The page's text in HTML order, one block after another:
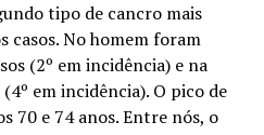
tipo de cancro mais
casos. No homem foram
(2º em incidência) e na
em incidência). O pico de
70 e 74 anos. Entre nós, o